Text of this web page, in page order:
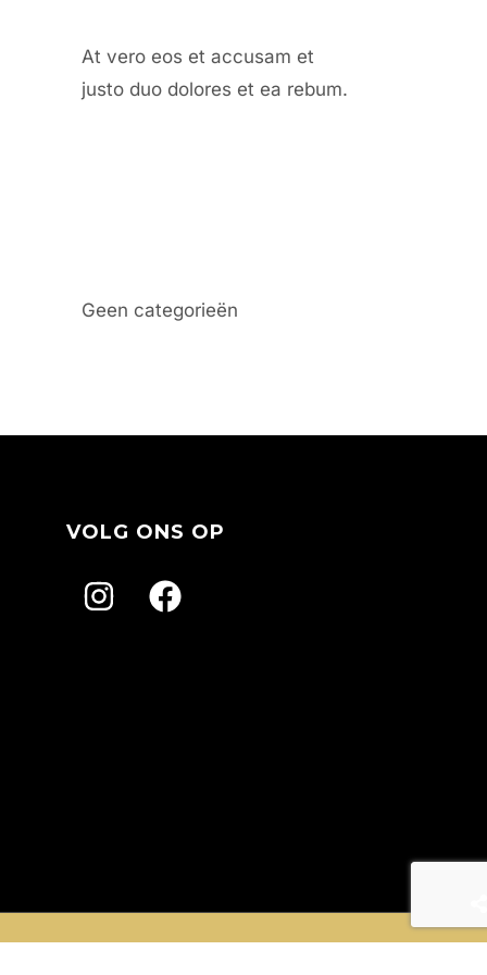
At vero eos et accusam et
justo duo dolores et ea rebum.
Geen categorieën
VOLG ONS OP